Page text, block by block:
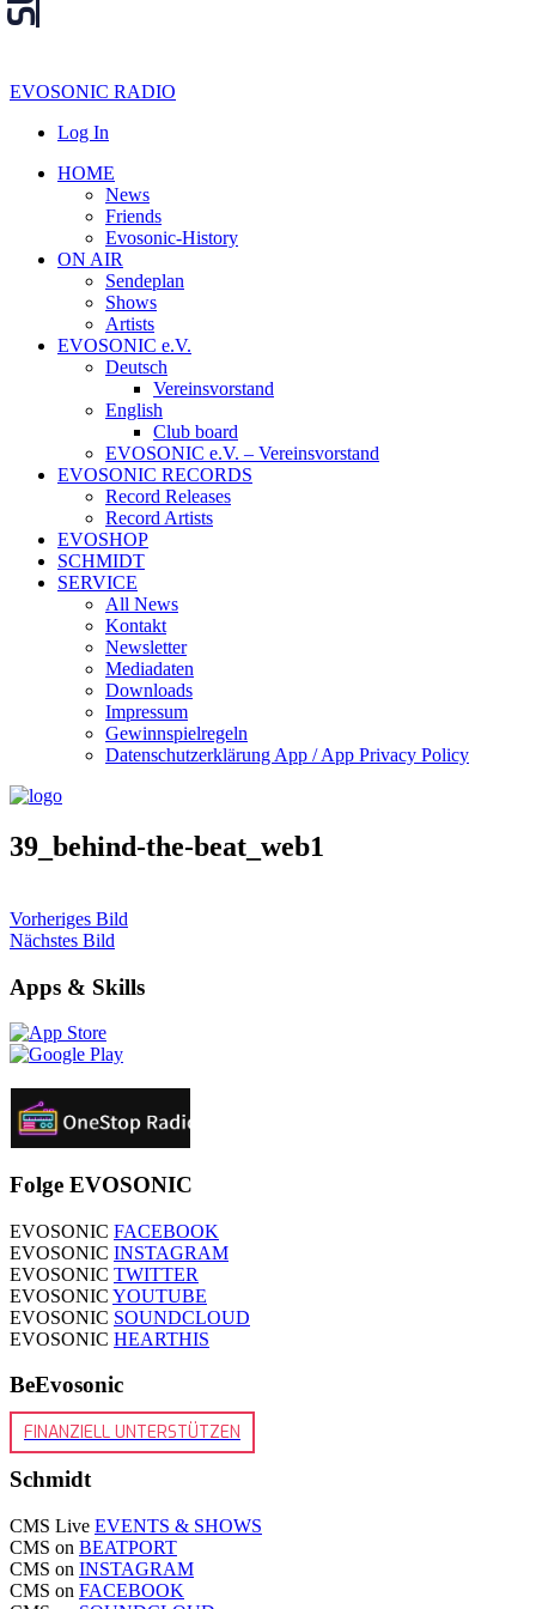
EVOSONIC RADIO
Log In
HOME
News
Friends
Evosonic-History
ON AIR
Sendeplan
Shows
Artists
EVOSONIC e.V.
Deutsch
Vereinsvorstand
English
Club board
EVOSONIC e.V. ‒ Vereinsvorstand
EVOSONIC RECORDS
Record Releases
Record Artists
EVOSHOP
SCHMIDT
SERVICE
All News
Kontakt
Newsletter
Mediadaten
Downloads
Impressum
Gewinnspielregeln
Datenschutzerklärung App / App Privacy Policy
39_behind-the-beat_web1
Vorheriges Bild
Nächstes Bild
Apps & Skills
Folge EVOSONIC
EVOSONIC FACEBOOK
EVOSONIC INSTAGRAM
EVOSONIC TWITTER
EVOSONIC YOUTUBE
EVOSONIC SOUNDCLOUD
EVOSONIC HEARTHIS
BeEvosonic
FINANZIELL UNTERSTÜTZEN
Schmidt
CMS Live EVENTS & SHOWS
CMS on BEATPORT
CMS on INSTAGRAM
CMS on FACEBOOK